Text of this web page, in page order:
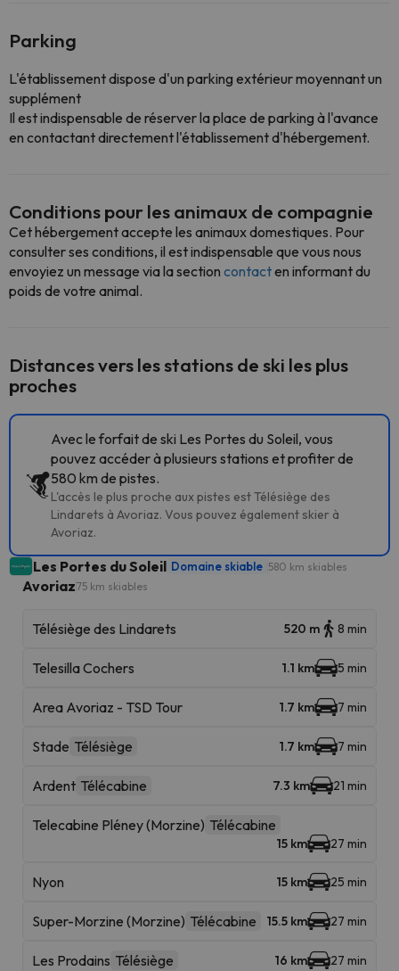
Parking
L'établissement dispose d'un parking extérieur moyennant un
supplément
Il est indispensable de réserver la place de parking à l'avance
en contactant directement l'établissement d'hébergement.
Conditions pour les animaux de compagnie
Cet hébergement accepte les animaux domestiques. Pour
consulter ses conditions, il est indispensable que vous nous
envoyiez un message via la section contacten informant du
poids de votre animal.
Distances vers les stations de ski les plus
proches
Avec le forfait de ski Les Portes du Soleil, vous
pouvez accéder à plusieurs stations et profiter de
580 km de pistes.
L'accès le plus proche aux pistes est Télésiège des
Lindarets à Avoriaz. Vous pouvez également skier à
Avoriaz.
Les Portes du Soleil Domaine skiable 580 km skiables
Avoriaz75 km skiables
Télésiège des Lindarets 520 m 8 min
Telesilla Cochers 1.1 km 5 min
Area Avoriaz - TSD Tour 1.7 km 7 min
Stade Télésiège 1.7 km 7 min
Ardent Télécabine 7.3 km 21 min
Telecabine Pléney (Morzine) Télécabine
15 km 27 min
Nyon 15 km 25 min
Super-Morzine (Morzine) Télécabine 15.5 km 27 min
Les Prodains Télésiège 16 km 27 min